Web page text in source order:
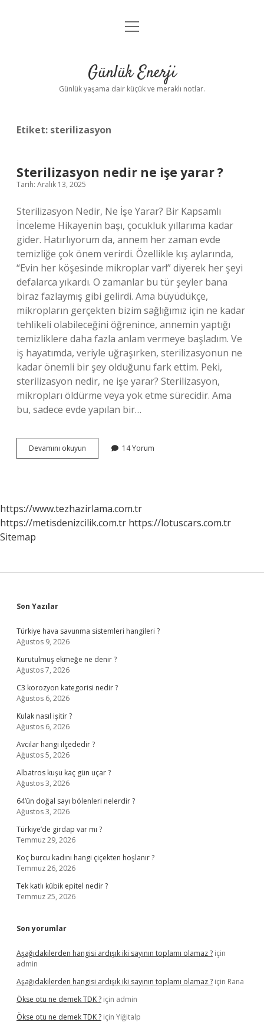
Anasayfa
Yasal Uyarı
menüyü
Günlük Enerji
Günlük yaşama dair küçük ve meraklı notlar.
Etiket: sterilizasyon
Sterilizasyon nedir ne işe yarar ?
Tarih: Aralık 13, 2025
Sterilizasyon Nedir, Ne İşe Yarar? Bir Kapsamlı
İnceleme Hikayenin başı, çocukluk yıllarıma kadar
gider. Hatırlıyorum da, annem her zaman evde
temizliğe çok önem verirdi. Özellikle kış aylarında,
“Evin her köşesinde mikroplar var!” diyerek her şeyi
defalarca yıkardı. O zamanlar bu tür şeyler bana
biraz fazlaymış gibi gelirdi. Ama büyüdükçe,
mikropların gerçekten bizim sağlığımız için ne kadar
tehlikeli olabileceğini öğrenince, annemin yaptığı
temizliklere daha fazla anlam vermeye başladım. Ve
iş hayatımda, veriyle uğraşırken, sterilizasyonun ne
kadar önemli bir şey olduğunu fark ettim. Peki,
sterilizasyon nedir, ne işe yarar? Sterilizasyon,
mikropları öldürme veya yok etme sürecidir. Ama
bu, sadece evde yapılan bir…
Devamını okuyun Sterilizasyon
nedir
14 Yorum
https://www.tezhazirlama.com.tr
https://metisdenizcilik.com.tr https://lotuscars.com.tr
Sitemap
Sidebar
Son Yazılar
Türkiye hava savunma sistemleri hangileri ?
Ağustos 9, 2026
Kurutulmuş ekmeğe ne denir ?
Ağustos 7, 2026
C3 korozyon kategorisi nedir ?
Ağustos 6, 2026
Kulak nasıl işitir ?
Ağustos 6, 2026
Avcılar hangi ilçededir ?
Ağustos 5, 2026
Albatros kuşu kaç gün uçar ?
Ağustos 3, 2026
64’ün doğal sayı bölenleri nelerdir ?
Ağustos 3, 2026
Türkiye’de girdap var mı ?
Temmuz 29, 2026
Koç burcu kadını hangi çiçekten hoşlanır ?
Temmuz 26, 2026
Tek katlı kübik epitel nedir ?
Temmuz 25, 2026
Son yorumlar
Aşağıdakilerden hangisi ardışık iki sayının toplamı olamaz ? için
admin
Aşağıdakilerden hangisi ardışık iki sayının toplamı olamaz ? için Rana
Ökse otu ne demek TDK ? için admin
Ökse otu ne demek TDK ? için Yiğitalp